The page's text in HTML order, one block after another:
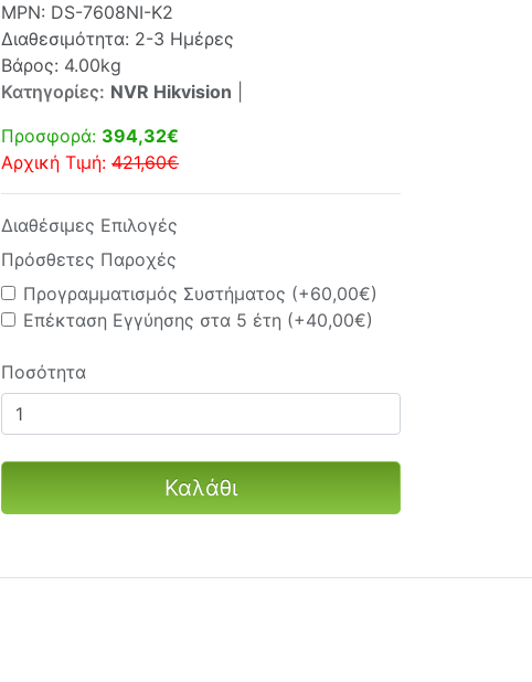
MPN: DS-7608NI-K2
Διαθεσιμότητα: 2-3 Ημέρες
Βάρος: 4.00kg
Κατηγορίες: NVR Hikvision
Προσφορά: 394,32€
Αρχική Τιμή:421,60€
Διαθέσιμες Επιλογές
Πρόσθετες Παροχές
Προγραμματισμός Συστήματος (+60,00€)
Επέκταση Εγγύησης στα 5 έτη (+40,00€)
Ποσότητα
Καλάθι